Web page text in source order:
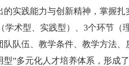
实践能力与创新精神，掌握扎
学术型、实践型）、 3个环节（
队队伍、教学条件、教学方法、
型”多元化人才培养体系，形成